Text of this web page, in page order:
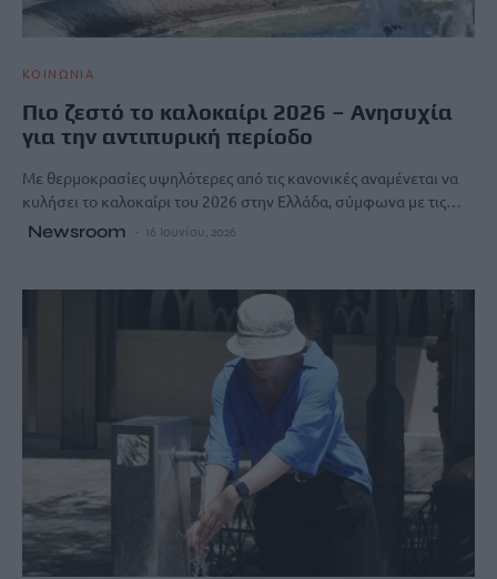
ΚΟΙΝΩΝΙΑ
Πιο ζεστό το καλοκαίρι 2026 – Ανησυχία
για την αντιπυρική περίοδο
Με θερμοκρασίες υψηλότερες από τις κανονικές αναμένεται να
κυλήσει το καλοκαίρι του 2026 στην Ελλάδα, σύμφωνα με τις…
Newsroom 16 Ιουνίου, 2026